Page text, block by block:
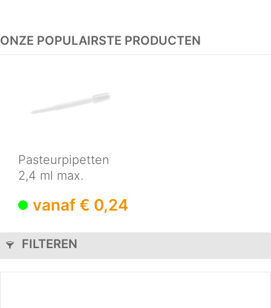
ONZE POPULAIRSTE PRODUCTEN
Pasteurpipetten
2,4 ml max.
geen...
vanaf € 0,24
FILTEREN